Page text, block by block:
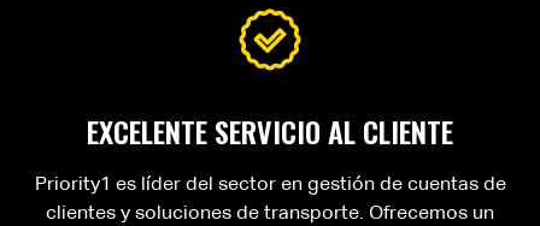
EXCELENTE SERVICIO AL CLIENTE
Priority1 es líder del sector en gestión de cuentas de
clientes y soluciones de transporte. Ofrecemos un